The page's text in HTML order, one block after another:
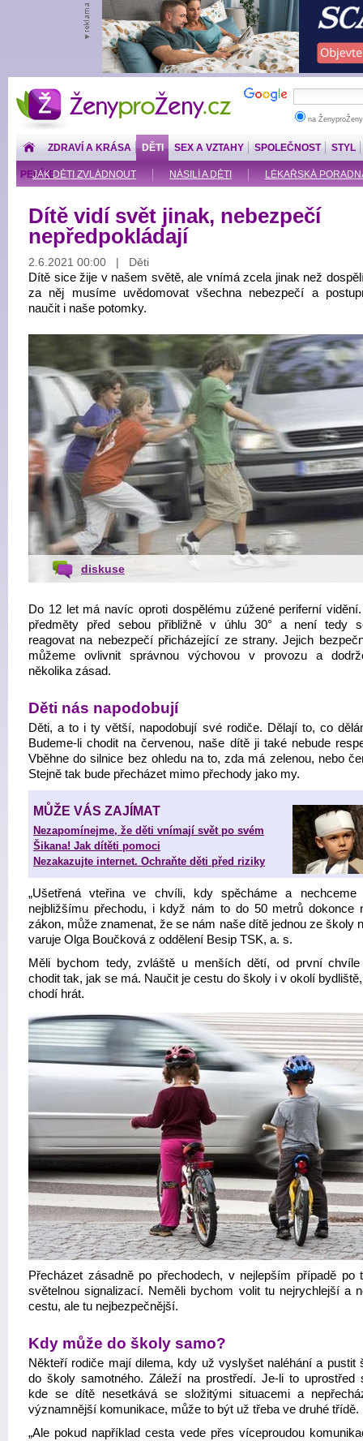
ŽenyproŽeny.cz
na
ZDRAVÍ A KRÁSA DĚTI
JAK DĚTI ZVLÁDNOUT NÁSILÍ A DĚTI LÉKAŘSKÁ
SEX A VZTAHY SPOLEČNOST STYL
PENÍZE
Dítě vidí svět jinak, nebezpečí
nepředpokládají
2.6.2021 00:00 | Děti
Dítě sice žije v našem světě, ale vnímá zcela jinak než
za něj musíme uvědomovat všechna nebezpečí a
naučit i naše potomky.
diskuse
Do 12 let má navíc oproti dospělému zúžené periferní
předměty před sebou přibližně v úhlu 30° a není tedy
reagovat na nebezpečí přicházející ze strany. Jejich
můžeme ovlivnit správnou výchovou v provozu a
několika zásad.
Děti nás napodobují
Děti, a to i ty větší, napodobují své rodiče. Dělají to, co
Budeme-li chodit na červenou, naše dítě ji také nebude
Vběhne do silnice bez ohledu na to, zda má zelenou, nebo
Stejně tak bude přecházet mimo přechody jako my.
MŮŽE VÁS ZAJÍMAT
Nezapomínejme, že děti vnímají svět po svém
Šikana! Jak dítěti pomoci
Nezakazujte internet. Ochraňte děti před riziky
„Ušetřená vteřina ve chvíli, kdy spěcháme a
nejbližšímu přechodu, i když nám to do 50 metrů dokonce
zákon, může znamenat, že se nám naše dítě jednou ze školy
varuje Olga Boučková z oddělení Besip TSK, a. s.
Měli bychom tedy, zvláště u menších dětí, od první
chodit tak, jak se má. Naučit je cestu do školy i v okolí
chodí hrát.
Přecházet zásadně po přechodech, v nejlepším případě po
světelnou signalizací. Neměli bychom volit tu nejrychlejší a
cestu, ale tu nejbezpečnější.
Kdy může do školy samo?
Někteří rodiče mají dilema, kdy už vyslyšet naléhání a pustit
do školy samotného. Záleží na prostředí. Je-li to uprostřed
kde se dítě nesetkává se složitými situacemi a
významnější komunikace, může to být už třeba ve druhé třídě.
„Ale pokud například cesta vede přes víceproudou